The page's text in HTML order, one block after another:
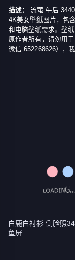
描述：
流萤 午后
4K美女壁纸图片，包
和电脑壁纸需求。壁
原作者所有，请勿用
微信:652268626），
白鹿白衬衫 侧脸照
鱼屏